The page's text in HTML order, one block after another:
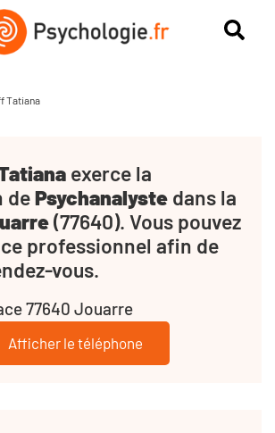
Tatiana
exerce la
dePsychanalyste dans la
(77640). Vous pouvez
professionnel afin de
vous.
77640 Jouarre
Afficher le téléphone